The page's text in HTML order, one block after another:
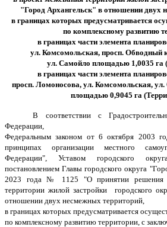
"Город Архангельск" в отношении двух
в границах которых предусматривается
по комплексному развитию
в границах части элемента
ул. Комсомольская, просп. Обводный
ул. Самойло площадью 1,0035 га
в границах части элемента
просп. Ломоносова, ул. Комсомольская,
площадью 0,9045 га
В соответствии с
Федерации,
Федеральным законом от 6 октября
принципах организации местного
Федерации", Уставом городского
постановлением Главы городского округа
2023 года № 1125 "О принятии решения
территории жилой застройки городского
отношении двух несмежных территорий,
в границах которых предусматривается
по комплексному развитию территории, с